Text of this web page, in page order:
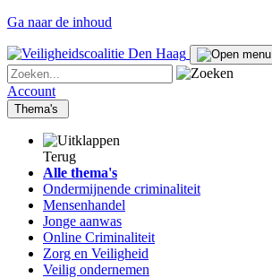
Ga naar de inhoud
Account
Thema's
Terug
Alle thema's
Ondermijnende criminaliteit
Mensenhandel
Jonge aanwas
Online Criminaliteit
Zorg en Veiligheid
Veilig ondernemen